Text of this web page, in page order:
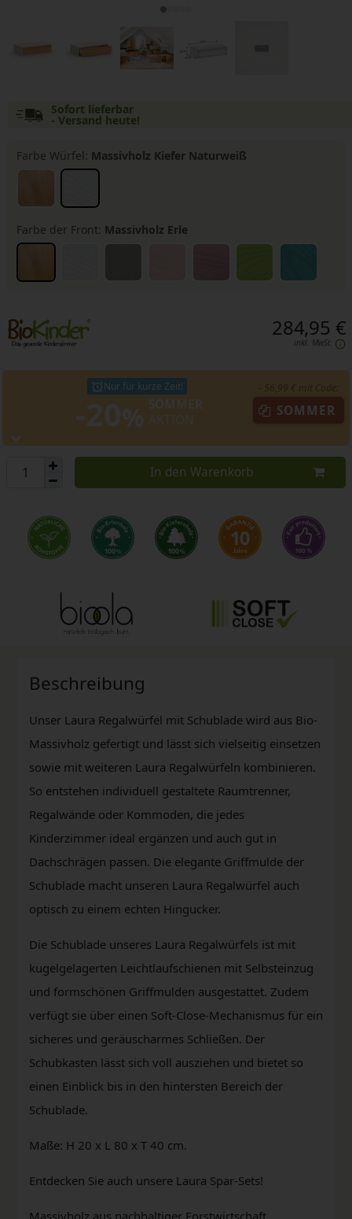
Sofort lieferbar
- Versand heute!
Farbe Würfel: Massivholz Kiefer Naturweiß
Farbe der Front: Massivholz Erle
284,95 €
inkl. MwSt.
Nur für kurze Zeit!
SOMMER
In den Warenkorb
Beschreibung
Unser Laura Regalwürfel mit Schublade wird aus Bio-
Massivholz gefertigt und lässt sich vielseitig einsetzen
sowie mit weiteren Laura Regalwürfeln kombinieren.
So entstehen individuell gestaltete Raumtrenner,
Regalwände oder Kommoden, die jedes
Kinderzimmer ideal ergänzen und auch gut in
Dachschrägen passen. Die elegante Griffmulde der
Schublade macht unseren Laura Regalwürfel auch
optisch zu einem echten Hingucker.
Die Schublade unseres Laura Regalwürfels ist mit
kugelgelagerten Leichtlaufschienen mit Selbsteinzug
und formschönen Griffmulden ausgestattet. Zudem
verfügt sie über einen Soft-Close-Mechanismus für ein
sicheres und geräuscharmes Schließen. Der
Schubkasten lässt sich voll ausziehen und bietet so
einen Einblick bis in den hintersten Bereich der
Schublade.
Maße: H 20 x L 80 x T 40 cm.
Entdecken Sie auch unsere Laura Spar-Sets!
Massivholz aus nachhaltiger Forstwirtschaft.